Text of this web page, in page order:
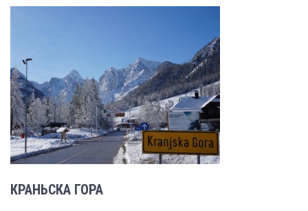
КРАНЬСКА ГОРА